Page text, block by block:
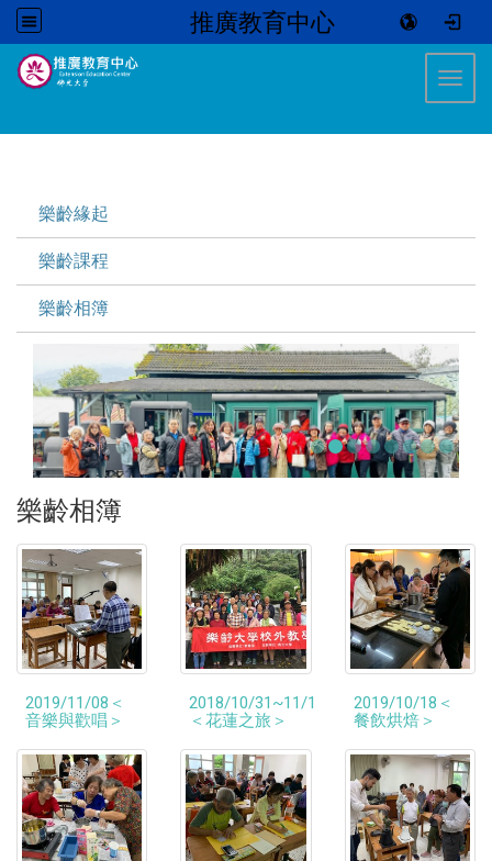
推廣教育中心
樂齡緣起
樂齡課程
樂齡相簿
樂齡相簿
2019/11/08＜
音樂與歡唱＞
2018/10/31~11/1
＜花蓮之旅＞
2019/10/18＜
餐飲烘焙＞